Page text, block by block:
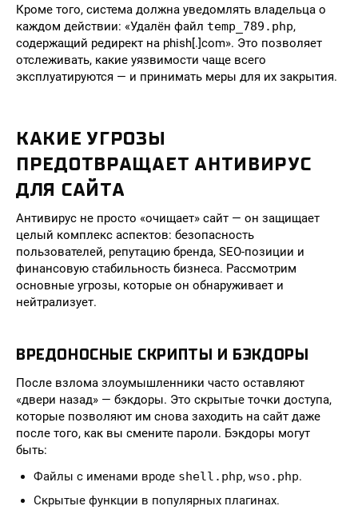
Кроме того, система должна уведомлять владельца о
каждом действии: «Удалён файл temp_789.php,
содержащий редирект на phish[.]com». Это позволяет
отслеживать, какие уязвимости чаще всего
эксплуатируются — и принимать меры для их закрытия.
КАКИЕ УГРОЗЫ
ПРЕДОТВРАЩАЕТ АНТИВИРУС
ДЛЯ САЙТА
Антивирус не просто «очищает» сайт — он защищает
целый комплекс аспектов: безопасность
пользователей, репутацию бренда, SEO-позиции и
финансовую стабильность бизнеса. Рассмотрим
основные угрозы, которые он обнаруживает и
нейтрализует.
ВРЕДОНОСНЫЕ СКРИПТЫ И БЭКДОРЫ
После взлома злоумышленники часто оставляют
«двери назад» — бэкдоры. Это скрытые точки доступа,
которые позволяют им снова заходить на сайт даже
после того, как вы смените пароли. Бэкдоры могут
быть:
Файлы с именами вроде shell.php, wso.php.
Скрытые функции в популярных плагинах.